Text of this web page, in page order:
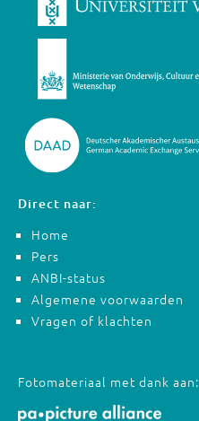
Direct naar:
Home
Pers
ANBI-status
Algemene voorwaarden
Vragen of klachten
Fotomateriaal met dank aan: